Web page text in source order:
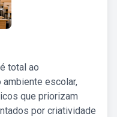
total ao
escolar,
que priorizam
por criatividade